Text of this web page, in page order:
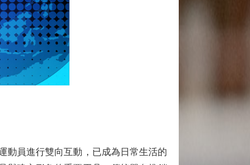
員進行雙向互動，已成為日常生活的